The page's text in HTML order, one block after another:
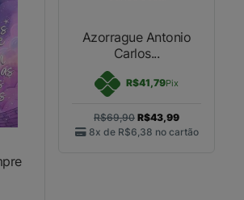
Azorrague Antonio
Carlos...
R$41,79Pix
R$69,90 R$43,99
8x de R$6,38 no cartão